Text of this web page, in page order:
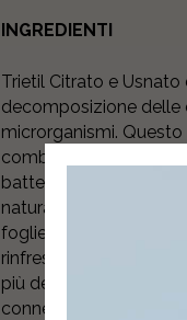
INGREDIENTI
Trietil Citrato e
decomposizione delle
microrganismi.
combattere i cattivi
batteri che causano la
naturale flora
foglie dell’Hamamelis
rinfrescante e
più delicate. Acido
connettivo in grado di